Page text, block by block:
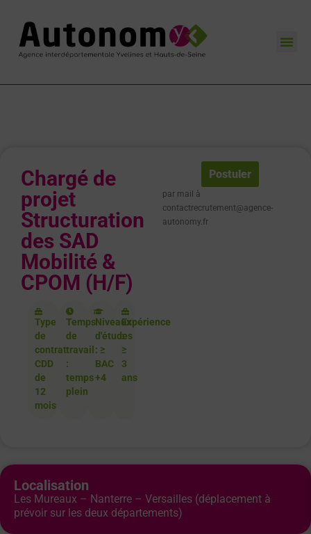
Chargé de
projet
Structuration
des SAD
Mobilité &
CPOM (H/F)
Type
de
contrat:
CDD
de
12
mois
Temps
de
travail
:
temps
plein
Niveaux
d'études
: ≥
BAC
+4
Expérience
:
≥
3
ans
Postuler
par mail à
contactrecrutement@agence-
autonomy.fr
Localisation
Les Mureaux – Nanterre – Versailles (déplacement à
prévoir sur les deux départements)